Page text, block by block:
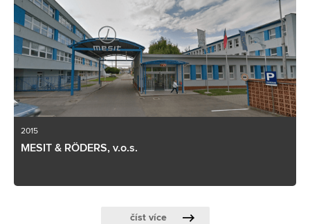
2015
MESIT & RÖDERS, v.o.s.
číst více